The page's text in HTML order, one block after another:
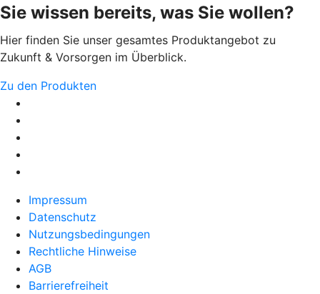
Sie wissen bereits, was Sie wollen?
Hier finden Sie unser gesamtes Produktangebot zu
Zukunft & Vorsorgen im Überblick.
Zu den Produkten
Impressum
Datenschutz
Nutzungsbedingungen
Rechtliche Hinweise
AGB
Barrierefreiheit